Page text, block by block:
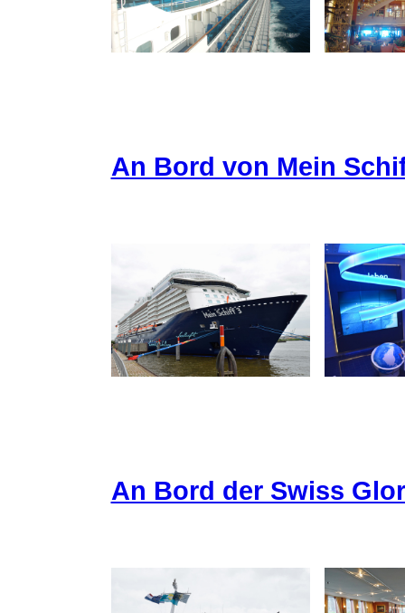
An Bord von Mein
An Bord der Swiss